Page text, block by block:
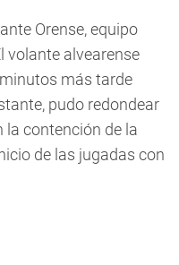
Orense, equipo
volante alvearense
más tarde
pudo redondear
la contención de la
de las jugadas con